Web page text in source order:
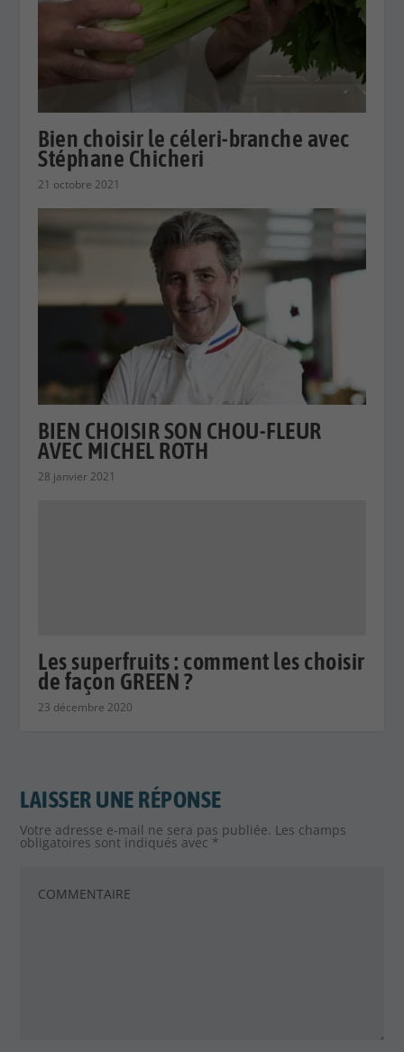
Bien choisir le céleri-branche avec
Stéphane Chicheri
21 octobre 2021
BIEN CHOISIR SON CHOU-FLEUR
AVEC MICHEL ROTH
28 janvier 2021
LAISSER UNE RÉPONSE
Votre adresse e-mail ne sera pas publiée.